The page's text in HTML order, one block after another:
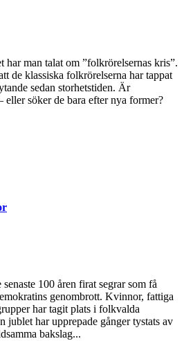
har man talat om ”folkrörelsernas kris”.
de klassiska folkrörelserna har tappat
sedan storhetstiden. Är
söker de bara efter nya former?
100 åren firat segrar som få
genombrott. Kvinnor, fattiga
har tagit plats i folkvalda
jublet har upprepade gånger tystats av
bakslag...